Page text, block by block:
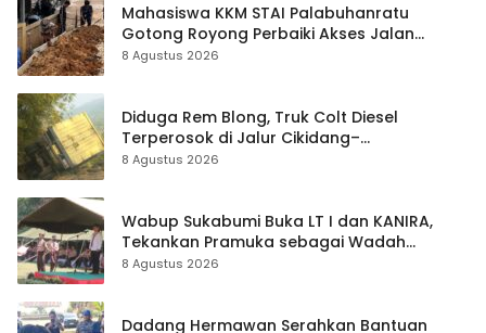
Mahasiswa KKM STAI Palabuhanratu
Gotong Royong Perbaiki Akses Jalan
Majelis Ta’lim di Sagaranten
8 Agustus 2026
Diduga Rem Blong, Truk Colt Diesel
Terperosok di Jalur Cikidang–
Palabuhanratu
8 Agustus 2026
Wabup Sukabumi Buka LT I dan KANIRA,
Tekankan Pramuka sebagai Wadah
Pembentukan Karakter
8 Agustus 2026
Dadang Hermawan Serahkan Bantuan